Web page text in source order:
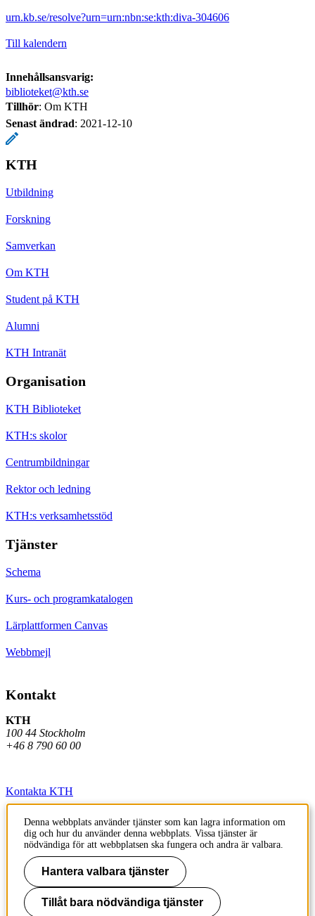
urn.kb.se/resolve?urn=urn:nbn:se:kth:diva-304606
Till kalendern
Innehållsansvarig:
biblioteket@kth.se
Tillhör: Om KTH
Senast ändrad: 2021-12-10
KTH
Utbildning
Forskning
Samverkan
Om KTH
Student på KTH
Alumni
KTH Intranät
Organisation
KTH Biblioteket
KTH:s skolor
Centrumbildningar
Rektor och ledning
KTH:s verksamhetsstöd
Tjänster
Schema
Kurs- och programkatalogen
Lärplattformen Canvas
Webbmejl
Kontakt
KTH
100 44 Stockholm
+46 8 790 60 00
Kontakta KTH
Jobba på KTH
Press och media
Faktura och betalning KTH
Om KTH:s webbplatser
Denna webbplats använder tjänster som kan lagra information om
dig och hur du använder denna webbplats. Vissa tjänster är
nödvändiga för att webbplatsen ska fungera och andra är valbara.
Hantera valbara tjänster
Tillåt bara nödvändiga tjänster